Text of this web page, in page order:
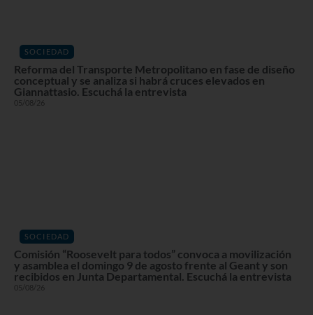
SOCIEDAD
Reforma del Transporte Metropolitano en fase de diseño
conceptual y se analiza si habrá cruces elevados en
Giannattasio. Escuchá la entrevista
05/08/26
SOCIEDAD
Comisión “Roosevelt para todos” convoca a movilización
y asamblea el domingo 9 de agosto frente al Geant y son
recibidos en Junta Departamental. Escuchá la entrevista
05/08/26